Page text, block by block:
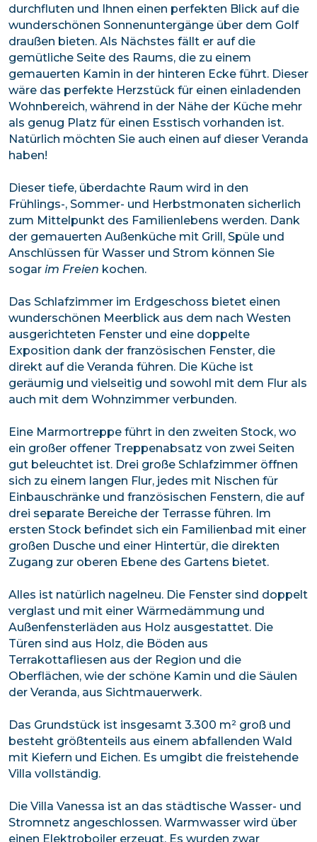
durchfluten und Ihnen einen perfekten Blick auf die
wunderschönen Sonnenuntergänge über dem Golf
draußen bieten. Als Nächstes fällt er auf die
gemütliche Seite des Raums, die zu einem
gemauerten Kamin in der hinteren Ecke führt. Dieser
wäre das perfekte Herzstück für einen einladenden
Wohnbereich, während in der Nähe der Küche mehr
als genug Platz für einen Esstisch vorhanden ist.
Natürlich möchten Sie auch einen auf dieser Veranda
haben!
Dieser tiefe, überdachte Raum wird in den
Frühlings-, Sommer- und Herbstmonaten sicherlich
zum Mittelpunkt des Familienlebens werden. Dank
der gemauerten Außenküche mit Grill, Spüle und
Anschlüssen für Wasser und Strom können Sie
sogar im Freien kochen.
Das Schlafzimmer im Erdgeschoss bietet einen
wunderschönen Meerblick aus dem nach Westen
ausgerichteten Fenster und eine doppelte
Exposition dank der französischen Fenster, die
direkt auf die Veranda führen. Die Küche ist
geräumig und vielseitig und sowohl mit dem Flur als
auch mit dem Wohnzimmer verbunden.
Eine Marmortreppe führt in den zweiten Stock, wo
ein großer offener Treppenabsatz von zwei Seiten
gut beleuchtet ist. Drei große Schlafzimmer öffnen
sich zu einem langen Flur, jedes mit Nischen für
Einbauschränke und französischen Fenstern, die auf
drei separate Bereiche der Terrasse führen. Im
ersten Stock befindet sich ein Familienbad mit einer
großen Dusche und einer Hintertür, die direkten
Zugang zur oberen Ebene des Gartens bietet.
Alles ist natürlich nagelneu. Die Fenster sind doppelt
verglast und mit einer Wärmedämmung und
Außenfensterläden aus Holz ausgestattet. Die
Türen sind aus Holz, die Böden aus
Terrakottafliesen aus der Region und die
Oberflächen, wie der schöne Kamin und die Säulen
der Veranda, aus Sichtmauerwerk.
Das Grundstück ist insgesamt 3.300 m² groß und
besteht größtenteils aus einem abfallenden Wald
mit Kiefern und Eichen. Es umgibt die freistehende
Villa vollständig.
Die Villa Vanessa ist an das städtische Wasser- und
Stromnetz angeschlossen. Warmwasser wird über
einen Elektroboiler erzeugt. Es wurden zwar